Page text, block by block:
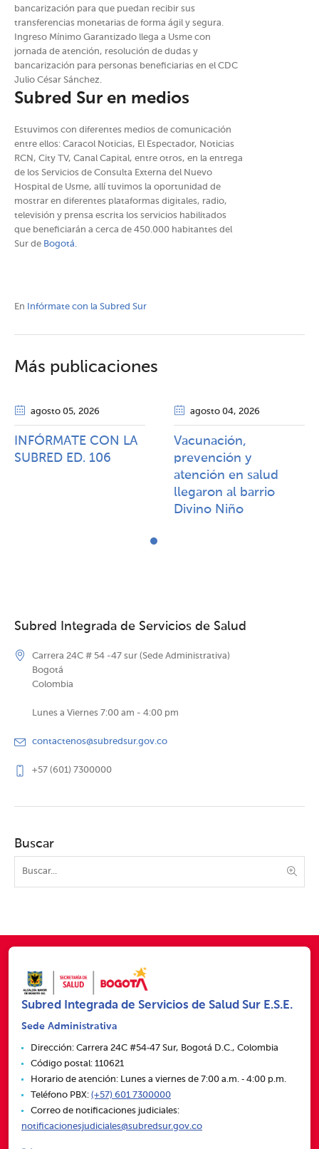
bancarización para que puedan recibir sus
transferencias monetarias de forma ágil y segura.
Ingreso Mínimo Garantizado llega a Usme con
jornada de atención, resolución de dudas y
bancarización para personas beneficiarias en el CDC
Julio César Sánchez.
Subred Sur en medios
Estuvimos con diferentes medios de comunicación
entre ellos: Caracol Noticias, El Espectador, Noticias
RCN, City TV, Canal Capital, entre otros, en la entrega
de los Servicios de Consulta Externa del Nuevo
Hospital de Usme, allí tuvimos la oportunidad de
mostrar en diferentes plataformas digitales, radio,
televisión y prensa escrita los servicios habilitados
que beneficiarán a cerca de 450.000 habitantes del
Sur de Bogotá.
En Infórmate con la Subred Sur
Más publicaciones
agosto 05, 2026
INFÓRMATE CON LA
SUBRED ED. 106
agosto 04, 2026
Vacunación,
prevención y
atención en salud
llegaron al barrio
Divino Niño
Subred Integrada de Servicios de Salud
Carrera 24C # 54 -47 sur (Sede Administrativa)
Bogotá
Colombia
Lunes a Viernes 7:00 am - 4:00 pm
contactenos@subredsur.gov.co
+57 (601) 7300000
Buscar
Subred Integrada de Servicios de Salud Sur E.S.E.
Sede Administrativa
Dirección: Carrera 24C #54‑47 Sur, Bogotá D.C., Colombia
Código postal: 110621
Horario de atención: Lunes a viernes de 7:00 a.m. ‑ 4:00 p.m.
Teléfono PBX: (+57) 601 7300000
Correo de notificaciones judiciales:
notificacionesjudiciales@subredsur.gov.co